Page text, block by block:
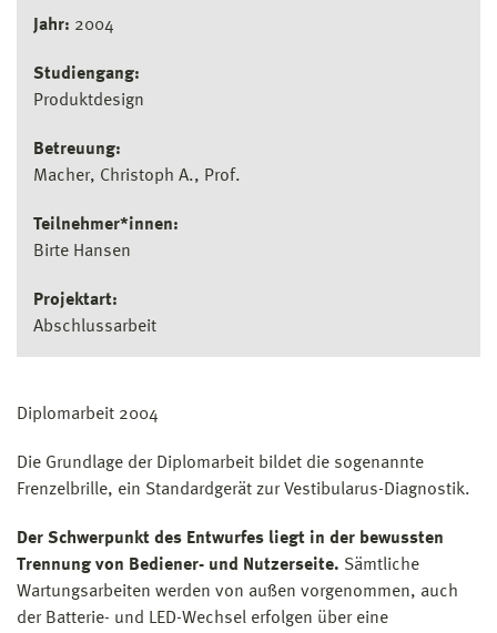
Jahr: 2004
Studiengang:
Produktdesign
Betreuung:
Macher, Christoph A., Prof.
Teilnehmer*innen:
Birte Hansen
Projektart:
Abschlussarbeit
Diplomarbeit 2004
Die Grundlage der Diplomarbeit bildet die sogenannte
Frenzelbrille, ein Standardgerät zur Vestibularus-Diagnostik.
Der Schwerpunkt des Entwurfes liegt in der bewussten
Trennung von Bediener- und Nutzerseite. Sämtliche
Wartungsarbeiten werden von außen vorgenommen, auch
der Batterie- und LED-Wechsel erfolgen über eine